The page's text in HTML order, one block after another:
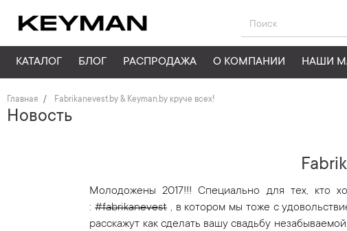
КАТАЛОГ О КОМПАНИИ НАШИ
РАСПРОДАЖА
БЛОГ
Главная Fabrikanevest.by & Keyman.by круче всех!
Новость
Молодожены 2017!!! Специально для тех, кто
:#fabrikanevest, в котором мы тоже с
расскажут как сделать вашу свадьбу